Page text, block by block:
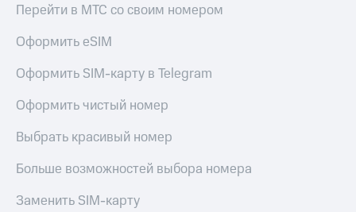
Перейти в МТС со своим номером
Оформить eSIM
Оформить SIM-карту в Telegram
Оформить чистый номер
Выбрать красивый номер
Больше возможностей выбора номера
Заменить SIM-карту